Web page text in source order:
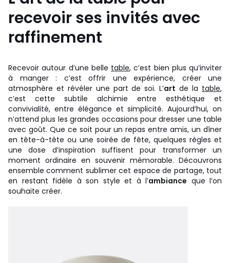
recevoir ses invités avec
raffinement
Recevoir autour d’une belle table, c’est bien plus qu’inviter
à manger : c’est offrir une expérience, créer une
atmosphère et révéler une part de soi. L’art de la table,
c’est cette subtile alchimie entre esthétique et
convivialité, entre élégance et simplicité. Aujourd’hui, on
n’attend plus les grandes occasions pour dresser une table
avec goût. Que ce soit pour un repas entre amis, un dîner
en tête-à-tête ou une soirée de fête, quelques règles et
une dose d’inspiration suffisent pour transformer un
moment ordinaire en souvenir mémorable. Découvrons
ensemble comment sublimer cet espace de partage, tout
en restant fidèle à son style et à l’ambiance que l’on
souhaite créer.